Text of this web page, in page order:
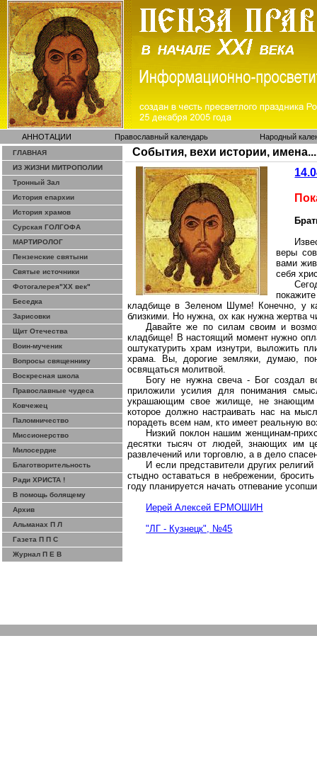
АННОТАЦИИ Православный календарь Народный
ГЛАВНАЯ
ИЗ ЖИЗНИ МИТРОПОЛИИ
Тронный Зал
История епархии
История храмов
Сурская ГОЛГОФА
МАРТИРОЛОГ
Пензенские святыни
Святые источники
Фотогалерея"ХХ век"
Беседка
Зарисовки
Щит Отечества
Воин-мученик
Вопросы священнику
Воскресная школа
Православные чудеса
Ковчежец
Паломничество
Миссионерство
Милосердие
Благотворительность
Ради ХРИСТА !
В помощь болящему
Архив
Альманах П Л
Газета П П С
Журнал П Е В
События, вехи истории, имена...
веры
вами
себя
кладбище в Зеленом Шуме! Конечно, у
близкими. Но нужна, ох как нужна жертва
Давайте же по силам своим и
кладбище! В настоящий момент нужно
оштукатурить храм изнутри, выложить
храма.
Вы, дорогие земляки, думаю,
освящаться молитвой.
Богу не нужна свеча - Бог создал
приложили усилия для понимания
украшающим свое жилище, не знающим
которое должно настраивать нас на
порадеть всем нам, кто имеет реальную
Низкий поклон нашим женщинам-
десятки тысяч от людей, знающих им
развлечений или торговлю, а в дело
И если представители других
стыдно оставаться в небрежении,
году планируется начать отпевание
Иерей Алексей ЕРМОШИН
"ЛГ - Кузнецк", №45